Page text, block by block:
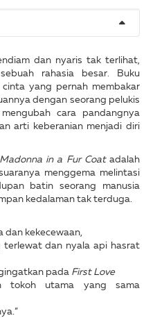
dan nyaris tak terlihat,
rahasia besar. Buku
cinta yang pernah membakar
dengan seorang pelukis
cara pandangnya
arti keberanian menjadi diri
Madonna in a Fur Coatadalah
menggema melintasi
batin seorang manusia
kedalaman tak terduga.
dan kekecewaan,
dan nyala api hasrat
pada First Love
tokoh utama yang sama